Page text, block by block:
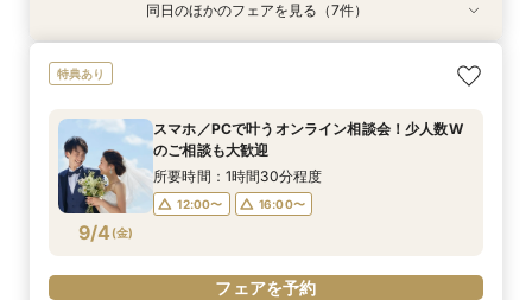
9/3(木
《オンライン相談会》スマホで参加OK◎見積り×
18:00〜 19:00〜
特典あり
9/3(木
【パパママ応援！】マタニティ婚＆パパ・ママ婚
12:00〜 16:00〜
9/3(木
【結婚式を迷っている方へ】10名35万～*まるわ
13:00〜
16:00〜
18:00〜
特典あり
9/3(木
【平日限定のお得な特典あり】家族婚×ブランド
12:00〜 16:00〜
特典あり
9/3(木
【必要なものだけ】ぴったり見つかるお得プラン
12:00〜 16:00〜
特典あり
9/3(木
挙式&ホテルスイートルーム会食10名35万円～♪
12:00〜 16:00〜
特典あり
9/3(木
【絶景チャペル】賢くブランドホテル結婚式相談
12:00〜 16:00〜
同日のほかのフェアを見る（7件）
特典あり
9/4 (金)
スマホ／PCで叶うオンライン相談会！少人数W
のご相談も大歓迎
所要時間：1時間30分程度
12:00〜 16:00〜
フェアを予約